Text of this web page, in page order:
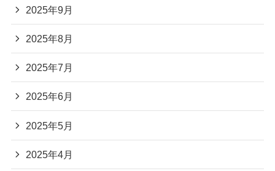
2025年9月
2025年8月
2025年7月
2025年6月
2025年5月
2025年4月